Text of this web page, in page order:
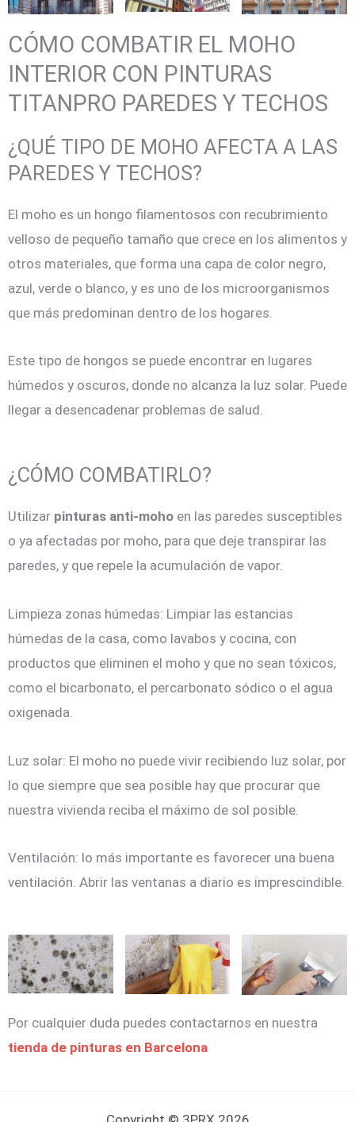
CÓMO COMBATIR EL MOHO
INTERIOR CON PINTURAS
TITANPRO PAREDES Y TECHOS
¿QUÉ TIPO DE MOHO AFECTA A LAS
PAREDES Y TECHOS?
El moho es un hongo filamentosos con recubrimiento
velloso de pequeño tamaño que crece en los alimentos y
otros materiales, que forma una capa de color negro,
azul, verde o blanco, y es uno de los microorganismos
que más predominan dentro de los hogares.
Este tipo de hongos se puede encontrar en lugares
húmedos y oscuros, donde no alcanza la luz solar. Puede
llegar a desencadenar problemas de salud.
¿CÓMO COMBATIRLO?
Utilizar pinturas anti-moho en las paredes susceptibles
o ya afectadas por moho, para que deje transpirar las
paredes, y que repele la acumulación de vapor.
Limpieza zonas húmedas: Limpiar las estancias
húmedas de la casa, como lavabos y cocina, con
productos que eliminen el moho y que no sean tóxicos,
como el bicarbonato, el percarbonato sódico o el agua
oxigenada.
Luz solar: El moho no puede vivir recibiendo luz solar, por
lo que siempre que sea posible hay que procurar que
nuestra vivienda reciba el máximo de sol posible.
Ventilación: lo más importante es favorecer una buena
ventilación. Abrir las ventanas a diario es imprescindible.
Por cualquier duda puedes contactarnos en nuestra
tienda de pinturas en Barcelona